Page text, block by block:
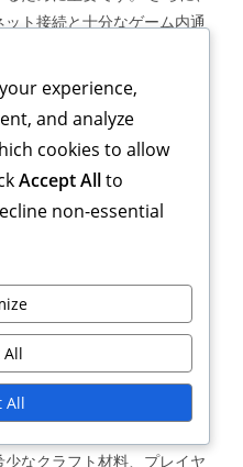
ト接続と十分なゲーム内通
つかのチャレンジでは、特
るためにジェムや他のリソ
ます。 イベントチャレンジ
レンジは通常、数日から数週
な期間は、チャレンジの種
よって異なる場合がありま
ジやそれに関連するタイム
発表に注意を払うべきで
グインし、チャレンジを最
。これらの期間限定の機会
うことになります。 イベン
リソースは何ですか？ イベ
向上させ、ユニークな利点
なクラフト材料、プレイヤ
experience,
and analyze
cookies to allow
Accept Allto
non-essential
All
All